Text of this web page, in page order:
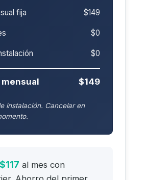
fija $149
$0
$0
$149
instalación. Cancelar en
$117 al mes con